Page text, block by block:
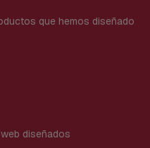
que hemos diseñado
diseñados